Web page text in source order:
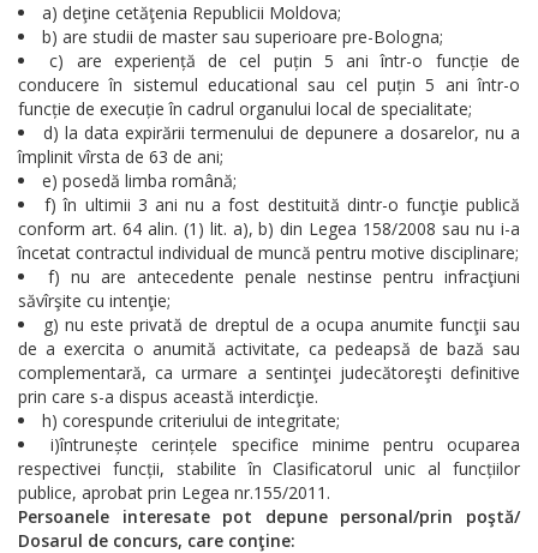
a) deţine cetăţenia Republicii Moldova;
b) are studii de master sau superioare pre-Bologna;
c) are experiență de cel puțin 5 ani într-o funcție de
conducere în sistemul educational sau cel puțin 5 ani într-o
funcție de execuție în cadrul organului local de specialitate;
d) la data expirării termenului de depunere a dosarelor, nu a
împlinit vîrsta de 63 de ani;
e) posedă limba română;
f) în ultimii 3 ani nu a fost destituită dintr-o funcţie publică
conform art. 64 alin. (1) lit. a), b) din Legea 158/2008 sau nu i-a
încetat contractul individual de muncă pentru motive disciplinare;
f) nu are antecedente penale nestinse pentru infracţiuni
săvîrşite cu intenţie;
g) nu este privată de dreptul de a ocupa anumite funcţii sau
de a exercita o anumită activitate, ca pedeapsă de bază sau
complementară, ca urmare a sentinţei judecătoreşti definitive
prin care s-a dispus această interdicţie.
h) corespunde criteriului de integritate;
i)întrunește cerințele specifice minime pentru ocuparea
respectivei funcții, stabilite în Clasificatorul unic al funcțiilor
publice, aprobat prin Legea nr.155/2011.
Persoanele interesate pot depune personal/prin poştă/
Dosarul de concurs, care conţine: